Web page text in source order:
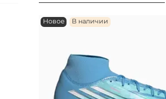
Новое В наличии